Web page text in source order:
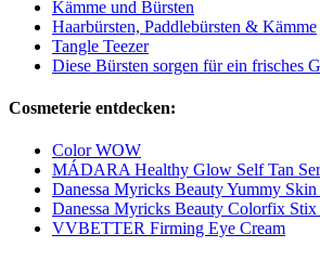
Kämme und Bürsten
Haarbürsten, Paddlebürsten & Kämme
Tangle Teezer
Diese Bürsten sorgen für ein frisches
Cosmeterie entdecken:
Color WOW
MÁDARA Healthy Glow Self Tan
Danessa Myricks Beauty Yummy
Danessa Myricks Beauty Colorfix
VVBETTER Firming Eye Cream